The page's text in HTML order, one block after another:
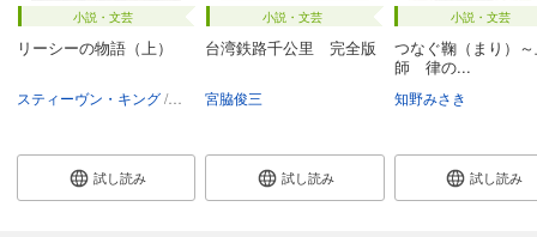
小説・文芸
リーシーの物語（上）
スティーヴン・キング 白石朗
試し読み
小説・文芸
台湾鉄路千公里 完全版
宮脇俊三
試し読み
小説・文芸
つなぐ鞠（まり）
師 律の...
知野みさき
試し読み